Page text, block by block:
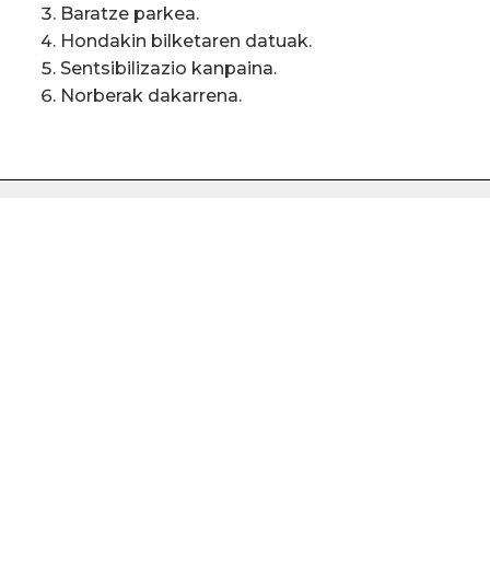
Baratze parkea.
Hondakin bilketaren datuak.
Sentsibilizazio kanpaina.
Norberak dakarrena.